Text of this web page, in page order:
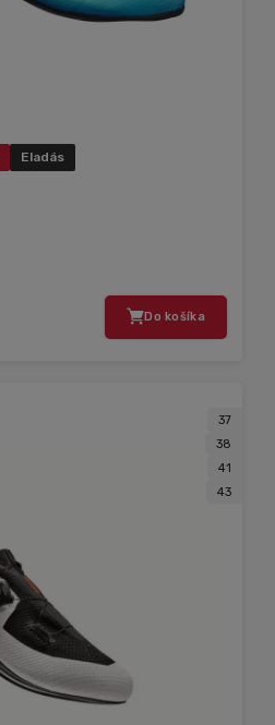
Eladás
Do košíka
37
38
41
43